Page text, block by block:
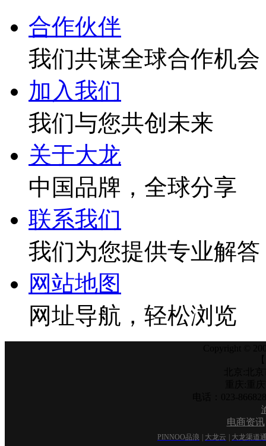
合作伙伴
我们共谋全球合作机会
加入我们
我们与您共创未来
关于大龙
中国品牌，全球分享
联系我们
我们为您提供专业解答
网站地图
网址导航，轻松浏览
电商资讯
PINNOO品浪 大龙云 大龙渠道